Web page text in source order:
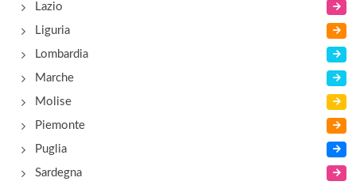
Lazio
Liguria
Lombardia
Marche
Molise
Piemonte
Puglia
Sardegna